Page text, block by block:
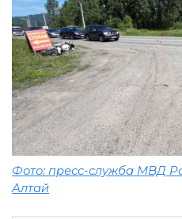
Фото: пресс-служба МВД
Алтай